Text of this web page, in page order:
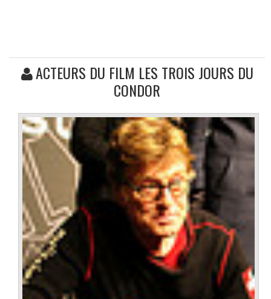
ACTEURS DU FILM LES TROIS JOURS DU
CONDOR